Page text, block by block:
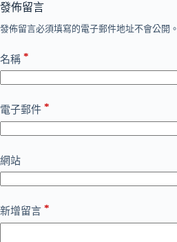
發佈留言
發佈留言必須填寫的電子郵件地址不會公開。
名稱 *
電子郵件 *
網站
新增留言 *